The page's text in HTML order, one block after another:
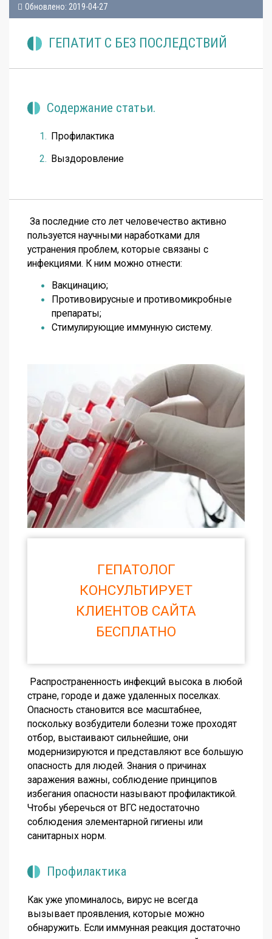
Обновлено: 2019-04-27
ГЕПАТИТ С БЕЗ ПОСЛЕДСТВИЙ
Содержание статьи.
Профилактика
Выздоровление
За последние сто лет человечество активно
пользуется научными наработками для
устранения проблем, которые связаны с
инфекциями. К ним можно отнести:
Вакцинацию;
Противовирусные и противомикробные
препараты;
Стимулирующие иммунную систему.
ГЕПАТОЛОГ
КОНСУЛЬТИРУЕТ
КЛИЕНТОВ САЙТА
БЕСПЛАТНО
Распространенность инфекций высока в любой
стране, городе и даже удаленных поселках.
Опасность становится все масштабнее,
поскольку возбудители болезни тоже проходят
отбор, выстаивают сильнейшие, они
модернизируются и представляют все большую
опасность для людей. Знания о причинах
заражения важны, соблюдение принципов
избегания опасности называют профилактикой.
Чтобы уберечься от ВГС недостаточно
соблюдения элементарной гигиены или
санитарных норм.
Профилактика
Как уже упоминалось, вирус не всегда
вызывает проявления, которые можно
обнаружить. Если иммунная реакция достаточно